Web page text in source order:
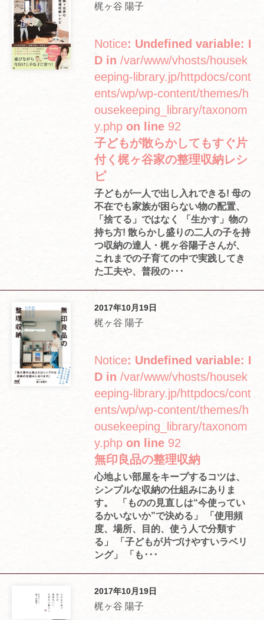
梶ヶ谷 陽子
Notice: Undefined variable: I
D in /var/www/vhosts/housek
eeping-library.jp/httpdocs/cont
ents/wp/wp-content/themes/h
ousekeeping_library/taxonom
y.php on line 92
子どもが散らかしてもすぐ片
付く梶ヶ谷家の整理収納レシ
ピ
子どもが一人で出し入れできる! 母の
不在でも家族が困らない物の配置、
「捨てる」ではなく 「生かす」物の
持ち方! 散らかし盛りの二人の子を持
つ収納の達人・梶ヶ谷陽子さんが、
これまでの子育ての中で実践してき
た工夫や、普段の･･･
2017年10月19日
梶ヶ谷 陽子
Notice: Undefined variable: I
D in /var/www/vhosts/housek
eeping-library.jp/httpdocs/cont
ents/wp/wp-content/themes/h
ousekeeping_library/taxonom
y.php on line 92
無印良品の整理収納
心地よい部屋をキープするコツは、
シンプルな収納の仕組みにありま
す。 「ものの見直しは“今使ってい
るかいないか”で決める」 「使用頻
度、場所、目的、使う人で分類す
る」 「子どもが片づけやすいラベリ
ング」 「も･･･
2017年10月19日
梶ヶ谷 陽子